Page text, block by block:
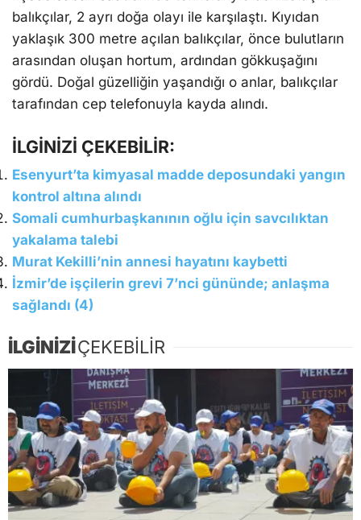
balıkçılar, 2 ayrı doğa olayı ile karşılaştı. Kıyıdan
yaklaşık 300 metre açılan balıkçılar, önce bulutların
arasından oluşan hortum, ardından gökkuşağını
gördü. Doğal güzelliğin yaşandığı o anlar, balıkçılar
tarafından cep telefonuyla kayda alındı.
İLGİNİZİ ÇEKEBİLİR:
Esenyurt’ta kimyasal madde deposundaki yangın
kontrol altına alındı
Somali cumhurbaşkanının oğlu için savcılıktan
yakalama talebi
Murat Kekilli’nin annesi hayatını kaybetti
İzmir’de işçilerin grevi 7’nci gününde; anlaşma
sağlandı (4)
İLGİNİZİÇEKEBİLİR